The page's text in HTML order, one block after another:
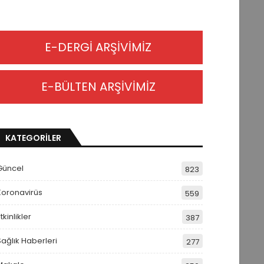
E-DERGİ ARŞİVİMİZ
E-BÜLTEN ARŞİVİMİZ
KATEGORİLER
823
559
387
Haberleri 277